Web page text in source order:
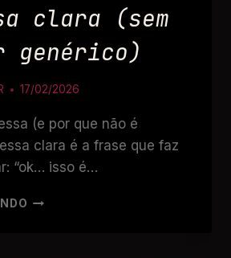
clara (sem
genérico)
17/02/2026
(e por que não é
clara é a frase que faz
“ok… isso é…